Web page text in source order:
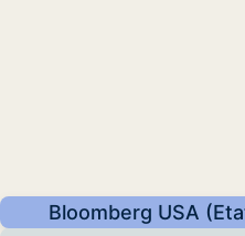
Bloomberg USA